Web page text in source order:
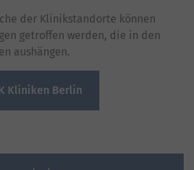
der Klinikstandorte können
getroffen werden, die in den
aushängen.
Kliniken Berlin